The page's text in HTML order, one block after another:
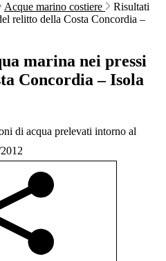
Acque marino costiere
Risultati
relitto della Costa Concordia –
marina nei pressi
Concordia – Isola
di acqua prelevati intorno al